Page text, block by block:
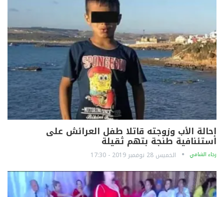
إحالة الأب وزوجته قاتلا طفل العرائش على
استئنافية طنجة بتهم ثقيلة
رجاء الشامي الخميس 28 نوفمبر 2019 - 17:30